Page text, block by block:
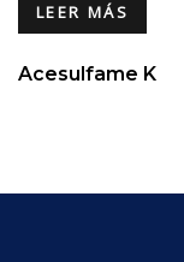
LEER MÁS
Acesulfame K